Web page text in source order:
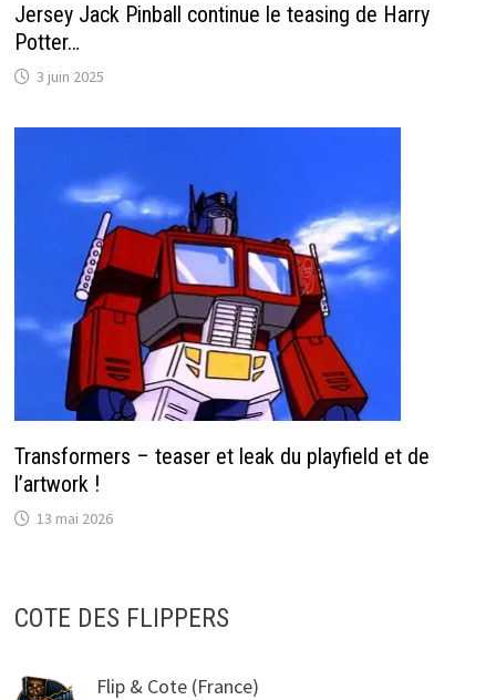
Jersey Jack Pinball continue le teasing de Harry
Potter…
3 juin 2025
Transformers – teaser et leak du playfield et de
l’artwork !
13 mai 2026
COTE DES FLIPPERS
Flip & Cote(France)